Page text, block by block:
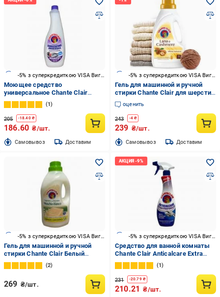
-5% з суперкредиткою VISA Вигода
Моющее средство
универсальное Chante Clair
Лаванда (запаска) 0,6 л
1
205 -18.40₴
186.60 ₴/шт.
Cамовывоз Доставим
-5% з суперкредиткою VISA Вигода
Гель для машинной и ручной
стирки Chante Clair для шерсти
и кашемира 0,9 л
оценить
243 -4₴
239 ₴/шт.
Cамовывоз Доставим
-5% з суперкредиткою VISA Вигода
Гель для машинной и ручной
стирки Chante Clair Белый
мускус 1,5 л
2
269 ₴/шт.
-5% з суперкредиткою VISA Вигода
Средство для ванной комнаты
Chante Clair Anticalcare Extra
Profumato 0,625 л
1
231 -20.79₴
210.21 ₴/шт.